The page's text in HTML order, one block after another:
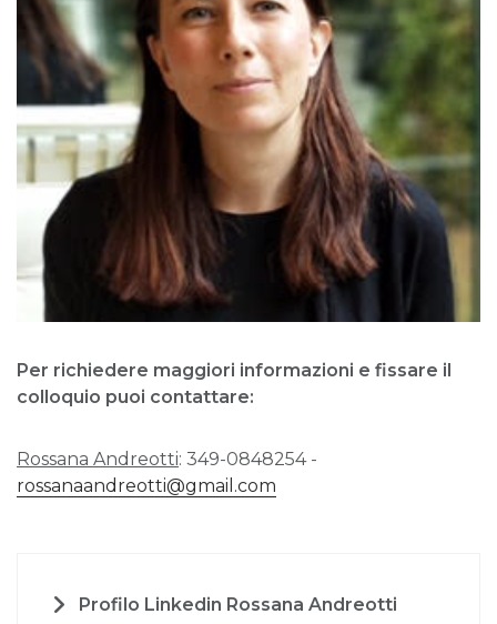
Per richiedere maggiori informazioni e fissare il
colloquio puoi contattare:
Rossana Andreotti: 349-0848254 -
rossanaandreotti@gmail.com
Profilo Linkedin Rossana Andreotti